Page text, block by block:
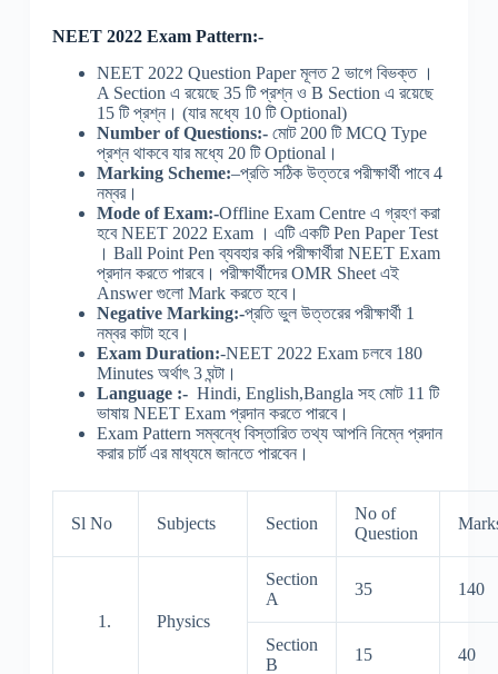
NEET 2022 Exam Pattern:-
NEET 2022 Question Paper মূলত 2 ভাগে বিভক্ত ।
A Section এ রয়েছে 35 টি প্রশ্ন ও B Section এ রয়েছে
15 টি প্রশ্ন। (যার মধ্যে 10 টি Optional)
Number of Questions:-মোট 200 টি MCQ Type
প্রশ্ন থাকবে যার মধ্যে 20 টি Optional।
Marking Scheme:–প্রতি সঠিক উত্তরে পরীক্ষার্থী পাবে 4
নম্বর।
Mode of Exam:-Offline Exam Centre এ গ্রহণ করা
হবে NEET 2022 Exam । এটি একটি Pen Paper Test
। Ball Point Pen ব্যবহার করি পরীক্ষার্থীরা NEET Exam
প্রদান করতে পারবে। পরীক্ষার্থীদের OMR Sheet এই
Answer গুলো Mark করতে হবে।
Negative Marking:-প্রতি ভুল উত্তরের পরীক্ষার্থী 1
নম্বর কাটা হবে।
Exam Duration:-NEET 2022 Exam চলবে 180
Minutes অর্থাৎ 3 ঘন্টা।
Language :-Hindi, English,Bangla সহ মোট 11 টি
ভাষায় NEET Exam প্রদান করতে পারবে।
Exam Pattern সম্বন্ধে বিস্তারিত তথ্য আপনি নিম্নে প্রদান
করার চার্ট এর মাধ্যমে জানতে পারবেন।
Sl No Subjects Section
No of
Question
Physics
Section
A
35 140
Section
B
15 40